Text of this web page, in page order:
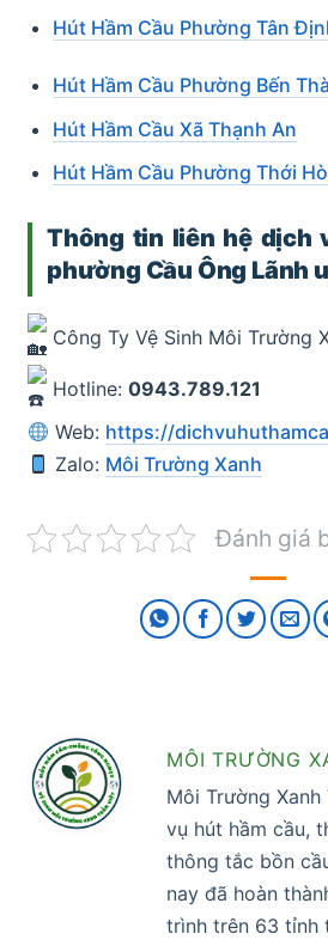
Hút Hầm Cầu Phường Tân
Hút Hầm Cầu Phường Bến
Hút Hầm Cầu Xã Thạnh An
Hút Hầm Cầu Phường Thới
Thông tin liên hệ dịch
phường Cầu Ông Lãnh
Công Ty Vệ Sinh Môi Trường
Hotline: 0943.789.121
Web: https://
Zalo: Môi Trường Xanh
Đánh giá
MÔI TRƯỜNG
Môi Trường
vụ hút hầm cầu,
thông tắc bồn
nay đã hoàn
trình trên 63 tỉnh